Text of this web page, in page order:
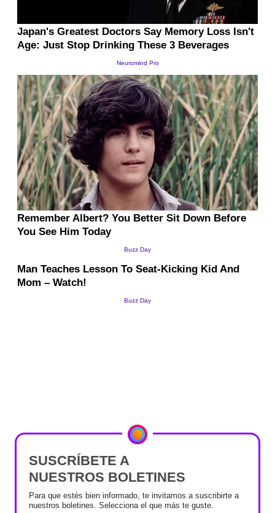
SUSCRÍBETE A
NUESTROS BOLETINES
Para que estés bien informado, te invitamos a suscribirte a
nuestros boletines. Selecciona el que más te guste.